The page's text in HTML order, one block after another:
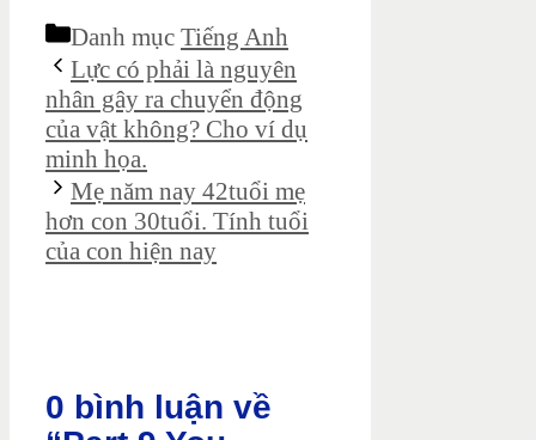
Danh mục Tiếng Anh
Lực có phải là nguyên
nhân gây ra chuyển động
của vật không? Cho ví dụ
minh họa.
Mẹ năm nay 42tuổi mẹ
hơn con 30tuổi. Tính tuổi
của con hiện nay
0 bình luận về